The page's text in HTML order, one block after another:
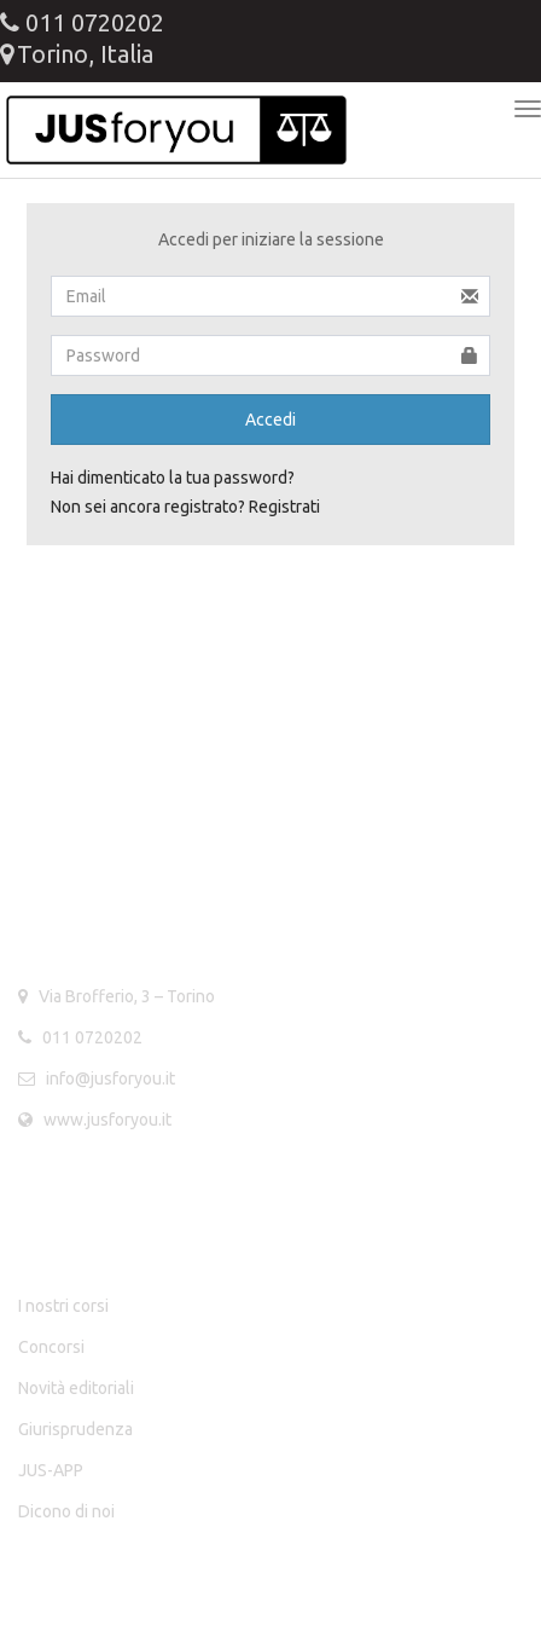
011 0720202
Torino, Italia
Accedi per iniziare la sessione
Accedi
Hai dimenticato la tua password?
Non sei ancora registrato? Registrati
Via Brofferio, 3 – Torino
011 0720202
info@jusforyou.it
www.jusforyou.it
I nostri corsi
Concorsi
Novità editoriali
Giurisprudenza
JUS-APP
Dicono di noi